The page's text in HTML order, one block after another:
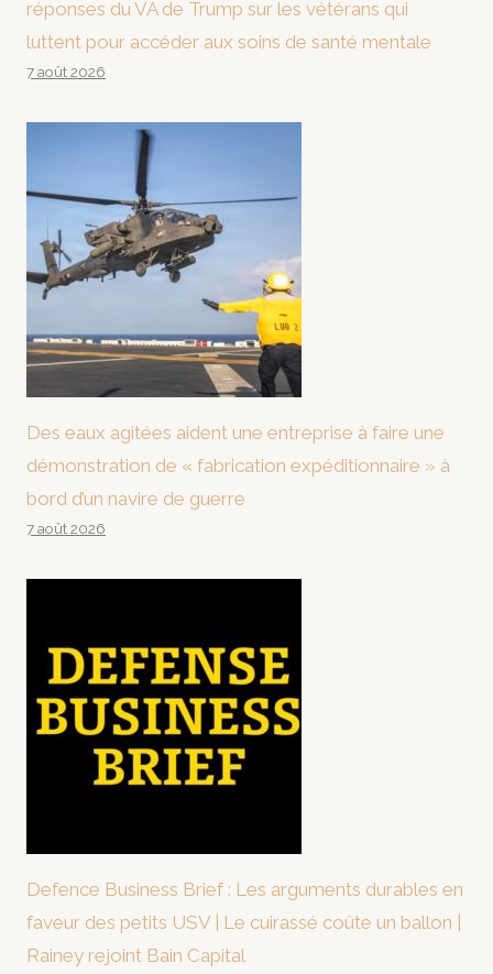
réponses du VA de Trump sur les vétérans qui
luttent pour accéder aux soins de santé mentale
7 août 2026
Des eaux agitées aident une entreprise à faire une
démonstration de « fabrication expéditionnaire » à
bord d’un navire de guerre
7 août 2026
Defence Business Brief : Les arguments durables en
faveur des petits USV | Le cuirassé coûte un ballon |
Rainey rejoint Bain Capital